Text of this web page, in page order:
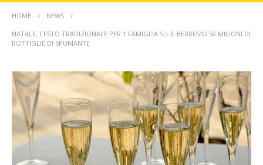
HOME NEWS
NATALE, CESTO TRADIZIONALE PER 1 FAMIGLIA SU 3. BERREMO 50 MILIONI DI
BOTTIGLIE DI SPUMANTE